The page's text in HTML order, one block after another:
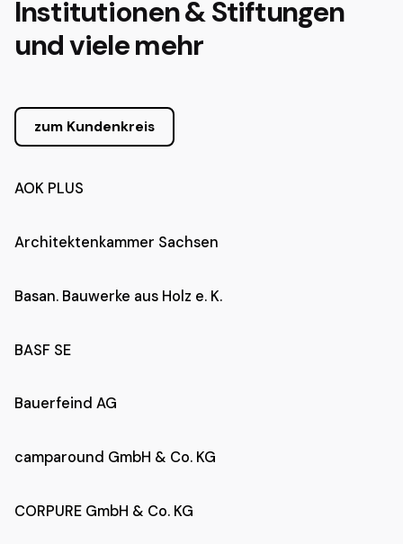
Institutionen & Stiftungen
und viele mehr
zum Kundenkreis
AOK PLUS
Architektenkammer Sachsen
Basan. Bauwerke aus Holz e. K.
BASF SE
Bauerfeind AG
camparound GmbH & Co. KG
CORPURE GmbH & Co. KG